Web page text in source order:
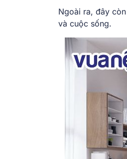
Ngoài ra, đây
và cuộc sống.